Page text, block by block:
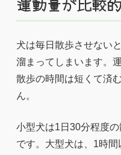
運動量が比較
犬は毎日散歩させないと
溜まってしまいます。
散歩の時間は短くて済
ん。
小型犬は1日30分程度
です。大型犬は、1時